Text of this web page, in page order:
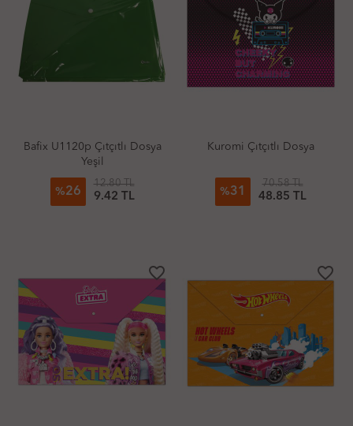
Bafix U1120p Çıtçıtlı Dosya
Yeşil
%26
12.80 TL
9.42 TL
Kuromi Çıtçıtlı Dosya
%31
70.58 TL
48.85 TL
favorite_border favorite_border